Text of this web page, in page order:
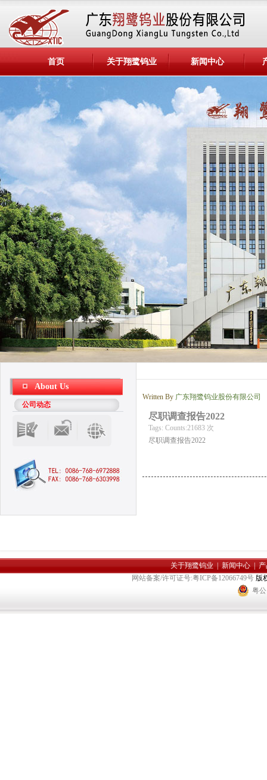
首页 关于翔鹭钨业 新闻中心
About Us
公司动态
Written By 广东翔鹭钨业股份有限公司
尽职调查报告2022
Tags: Counts:21683 次
尽职调查报告2022
关于翔鹭钨业 新闻中心
网站备案/许可证号:粤ICP备12066749号 版
粤公